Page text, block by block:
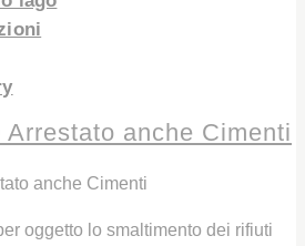
anche Cimenti
anche Cimenti
oggetto lo smaltimento dei rifiuti